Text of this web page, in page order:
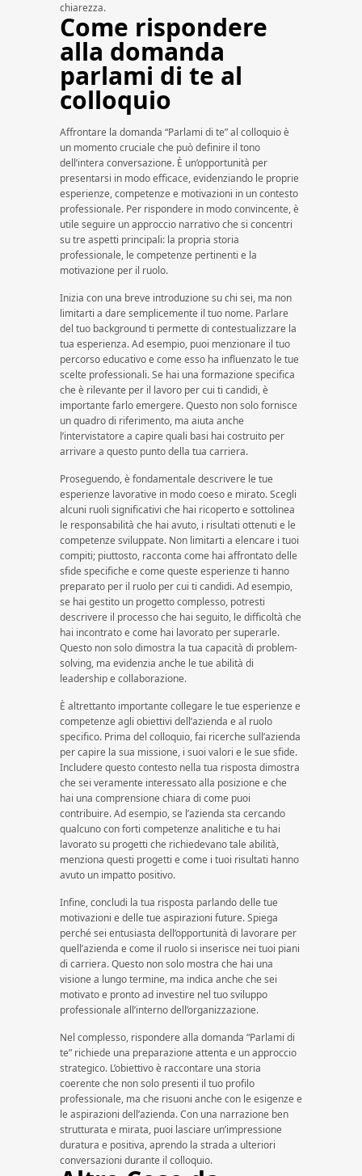
chiarezza.
Come rispondere
alla domanda
parlami di te al
colloquio
Affrontare la domanda “Parlami di te” al colloquio è
un momento cruciale che può definire il tono
dell’intera conversazione. È un’opportunità per
presentarsi in modo efficace, evidenziando le proprie
esperienze, competenze e motivazioni in un contesto
professionale. Per rispondere in modo convincente, è
utile seguire un approccio narrativo che si concentri
su tre aspetti principali: la propria storia
professionale, le competenze pertinenti e la
motivazione per il ruolo.
Inizia con una breve introduzione su chi sei, ma non
limitarti a dare semplicemente il tuo nome. Parlare
del tuo background ti permette di contestualizzare la
tua esperienza. Ad esempio, puoi menzionare il tuo
percorso educativo e come esso ha influenzato le tue
scelte professionali. Se hai una formazione specifica
che è rilevante per il lavoro per cui ti candidi, è
importante farlo emergere. Questo non solo fornisce
un quadro di riferimento, ma aiuta anche
l’intervistatore a capire quali basi hai costruito per
arrivare a questo punto della tua carriera.
Proseguendo, è fondamentale descrivere le tue
esperienze lavorative in modo coeso e mirato. Scegli
alcuni ruoli significativi che hai ricoperto e sottolinea
le responsabilità che hai avuto, i risultati ottenuti e le
competenze sviluppate. Non limitarti a elencare i tuoi
compiti; piuttosto, racconta come hai affrontato delle
sfide specifiche e come queste esperienze ti hanno
preparato per il ruolo per cui ti candidi. Ad esempio,
se hai gestito un progetto complesso, potresti
descrivere il processo che hai seguito, le difficoltà che
hai incontrato e come hai lavorato per superarle.
Questo non solo dimostra la tua capacità di problem-
solving, ma evidenzia anche le tue abilità di
leadership e collaborazione.
È altrettanto importante collegare le tue esperienze e
competenze agli obiettivi dell’azienda e al ruolo
specifico. Prima del colloquio, fai ricerche sull’azienda
per capire la sua missione, i suoi valori e le sue sfide.
Includere questo contesto nella tua risposta dimostra
che sei veramente interessato alla posizione e che
hai una comprensione chiara di come puoi
contribuire. Ad esempio, se l’azienda sta cercando
qualcuno con forti competenze analitiche e tu hai
lavorato su progetti che richiedevano tale abilità,
menziona questi progetti e come i tuoi risultati hanno
avuto un impatto positivo.
Infine, concludi la tua risposta parlando delle tue
motivazioni e delle tue aspirazioni future. Spiega
perché sei entusiasta dell’opportunità di lavorare per
quell’azienda e come il ruolo si inserisce nei tuoi piani
di carriera. Questo non solo mostra che hai una
visione a lungo termine, ma indica anche che sei
motivato e pronto ad investire nel tuo sviluppo
professionale all’interno dell’organizzazione.
Nel complesso, rispondere alla domanda “Parlami di
te” richiede una preparazione attenta e un approccio
strategico. L’obiettivo è raccontare una storia
coerente che non solo presenti il tuo profilo
professionale, ma che risuoni anche con le esigenze e
le aspirazioni dell’azienda. Con una narrazione ben
strutturata e mirata, puoi lasciare un’impressione
duratura e positiva, aprendo la strada a ulteriori
conversazioni durante il colloquio.